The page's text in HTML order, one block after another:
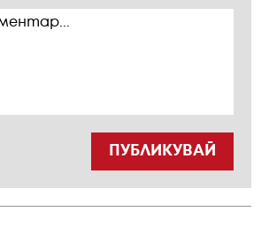
ПУБЛИКУВАЙ